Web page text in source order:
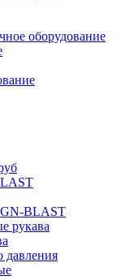
оборудование
BLAST
рукава
давления